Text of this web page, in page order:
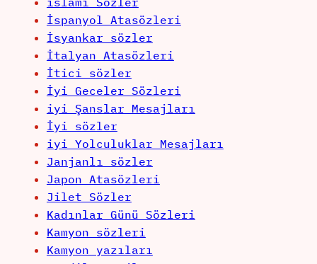
İspanyol Atasözleri
İsyankar sözler
İtalyan Atasözleri
İtici sözler
İyi Geceler Sözleri
iyi Şanslar Mesajları
İyi sözler
iyi Yolculuklar Mesajları
Janjanlı sözler
Japon Atasözleri
Jilet Sözler
Kadınlar Günü Sözleri
Kamyon sözleri
Kamyon yazıları